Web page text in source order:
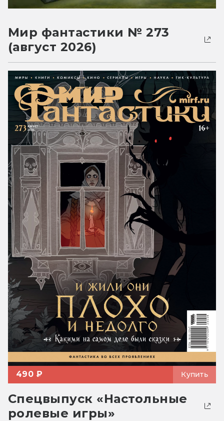
Мир фантастики № 273
(август 2026)
490 ₽ Купить
Спецвыпуск «Настольные
ролевые игры»